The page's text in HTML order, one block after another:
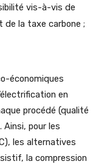
vis-à-vis de
de la taxe carbone ;
économiques
en
procédé (qualité
pour les
les alternatives
la compression